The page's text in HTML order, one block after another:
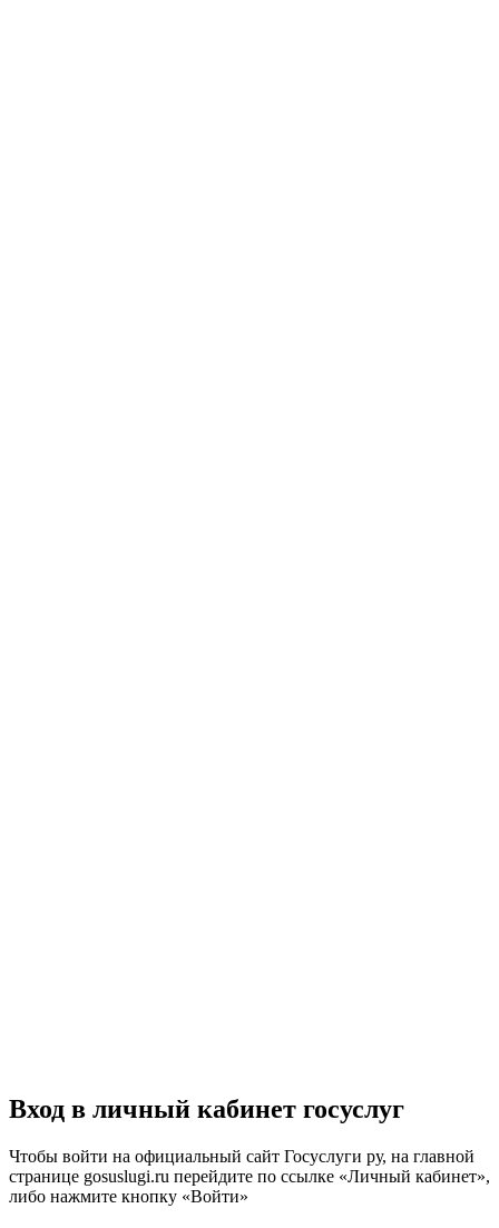
Вход в личный кабинет госуслуг
Чтобы войти на официальный сайт Госуслуги ру, на главной
странице gosuslugi.ru перейдите по ссылке «Личный кабинет»,
либо нажмите кнопку «Войти»